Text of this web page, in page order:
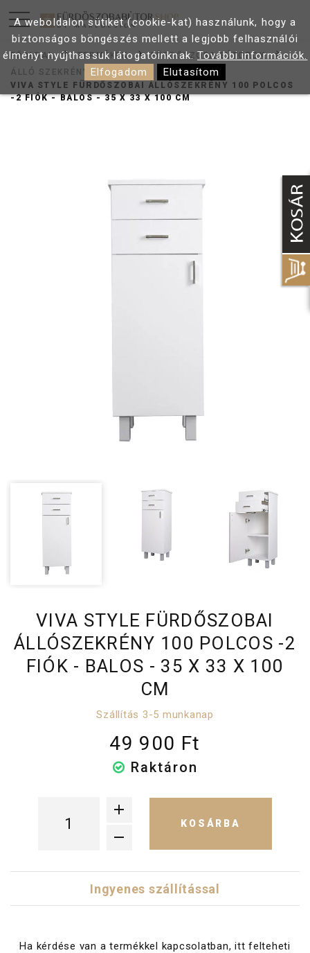
FŐOLDAL TERMÉKEK
FÜRDŐSZOBA BÚTOROK
ÁLLÓ SZEKRÉNY
VIVA STYLE FÜRDŐSZOBAI ÁLLÓSZEKRÉNY 100 POLCOS
-2 FIÓK - BALOS - 35 X 33 X 100 CM
VIVA STYLE FÜRDŐSZOBAI
ÁLLÓSZEKRÉNY 100 POLCOS -2
FIÓK - BALOS - 35 X 33 X 100
CM
Szállítás 3-5 munkanap
49 900 Ft
Raktáron
KOSÁRBA
Ingyenes szállítással
Ha kérdése van a termékkel kapcsolatban, itt felteheti
A weboldalon sütiket (cookie-kat) használunk, hogy a
biztonságos böngészés mellett a legjobb felhasználói
élményt nyújthassuk látogatóinknak.További információk.
Elfogadom
Elutasítom